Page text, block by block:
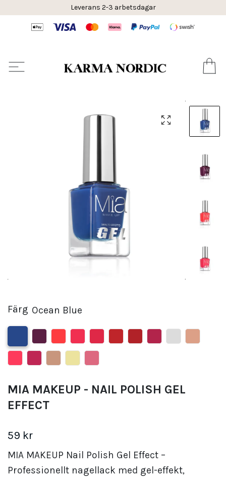
Leverans 2-3 arbetsdagar
Färg Ocean Blue
MIA MAKEUP - NAIL POLISH GEL
EFFECT
59 kr
MIA MAKEUP Nail Polish Gel Effect –
Professionellt nagellack med gel-effekt,